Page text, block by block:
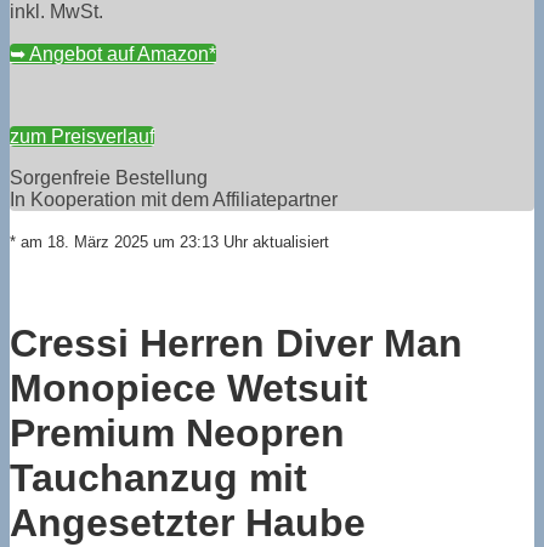
inkl. MwSt.
➥ Angebot auf Amazon*
zum Preisverlauf
Sorgenfreie Bestellung
In Kooperation mit dem Affiliatepartner
* am 18. März 2025 um 23:13 Uhr aktualisiert
Cressi Herren Diver Man
Monopiece Wetsuit
Premium Neopren
Tauchanzug mit
Angesetzter Haube